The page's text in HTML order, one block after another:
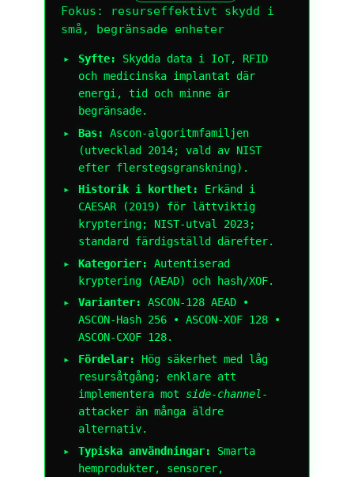
Fokus: resurseffektivt skydd i
små, begränsade enheter
Syfte:
Skydda data i IoT, RFID
och medicinska implantat där
energi, tid och minne är
begränsade.
Bas:
Ascon-algoritmfamiljen
(utvecklad 2014; vald av NIST
efter flerstegsgranskning).
Historik i korthet:
Erkänd i
CAESAR (2019) för lättviktig
kryptering; NIST-utval 2023;
standard färdigställd därefter.
Kategorier:
Autentiserad
kryptering (AEAD) och hash/XOF.
Varianter:
ASCON-128 AEAD •
ASCON-Hash 256 • ASCON-XOF 128 •
ASCON-CXOF 128.
Fördelar:
Hög säkerhet med låg
resursåtgång; enklare att
implementera mot side-channel -
attacker än många äldre
alternativ.
Typiska användningar:
Smarta
hemprodukter, sensorer,